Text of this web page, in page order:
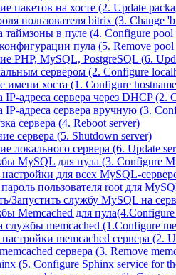
пакетов на хосте (2. Update
пользователя bitrix (3. Change
таймзоны в пуле (4. Configure pool
пула (5. Remove
PHP, MySQL, PostgreSQL (6.
сервером (2. Configure
имени хоста (1. Configure
IP-адреса сервера через DHCP
IP-адреса сервера вручную (3.
сервера (4. Reboot server)
сервера (5. Shutdown server)
локального сервера (6. Update
MySQL для пула (3. Configure
для всех MySQL-
пользователя root для
Запустить службу MySQL на
Memcached для
службы memcached (1.Configure
memcached сервера (2.
сервера (3. Remove
(5. Configure Sphinx service for